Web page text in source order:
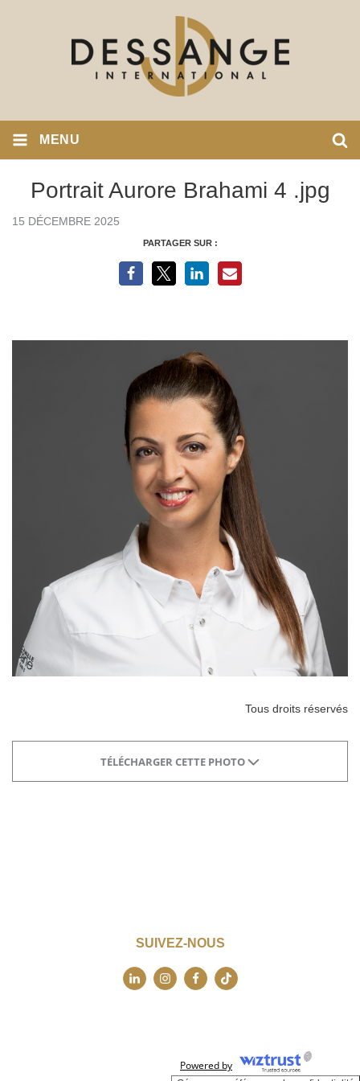
MENU
Portrait Aurore Brahami 4 .jpg
15 DÉCEMBRE 2025
PARTAGER SUR :
Tous droits réservés
TÉLÉCHARGER CETTE PHOTO
SUIVEZ-NOUS
Powered by